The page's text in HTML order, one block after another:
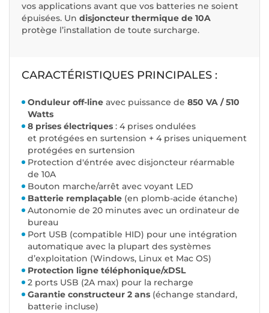
vos applications avant que vos batteries ne soient
épuisées. Un disjoncteur thermique de 10A
protège l’installation de toute surcharge.
CARACTÉRISTIQUES PRINCIPALES :
Onduleur off-line avec puissance de 850 VA / 510
Watts
8 prises électriques : 4 prises ondulées
et protégées en surtension + 4 prises uniquement
protégées en surtension
Protection d'éntrée avec disjoncteur réarmable
de 10A
Bouton marche/arrêt avec voyant LED
Batterie remplaçable (en plomb-acide étanche)
Autonomie de 20 minutes avec un ordinateur de
bureau
Port USB (compatible HID) pour une intégration
automatique avec la plupart des systèmes
d’exploitation (Windows, Linux et Mac OS)
Protection ligne téléphonique/xDSL
2 ports USB (2A max) pour la recharge
Garantie constructeur 2 ans (échange standard,
batterie incluse)